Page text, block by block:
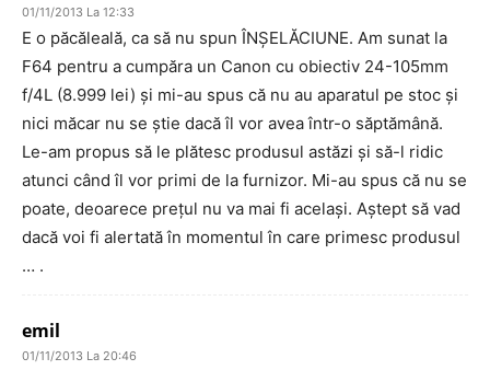
01/11/2013 La 12:33
E o păcăleală, ca să nu spun ÎNŞELĂCIUNE. Am sunat la
F64 pentru a cumpăra un Canon cu obiectiv 24-105mm
f/4L (8.999 lei) şi mi-au spus că nu au aparatul pe stoc şi
nici măcar nu se ştie dacă îl vor avea într-o săptămână.
Le-am propus să le plătesc produsul astăzi şi să-l ridic
atunci când îl vor primi de la furnizor. Mi-au spus că nu se
poate, deoarece preţul nu va mai fi acelaşi. Aştept să vad
dacă voi fi alertată în momentul în care primesc produsul
… .
emil
01/11/2013 La 20:46